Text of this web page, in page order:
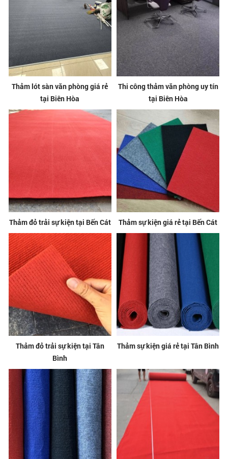
Thảm lót sàn văn phòng giá rẻ
tại Biên Hòa
Thi công thảm văn phòng uy tín
tại Biên Hòa
Thảm đỏ trải sự kiện tại Bến Cát Thảm sự kiện giá rẻ tại Bến Cát
Thảm đỏ trải sự kiện tại Tân
Bình
Thảm sự kiện giá rẻ tại Tân Bình